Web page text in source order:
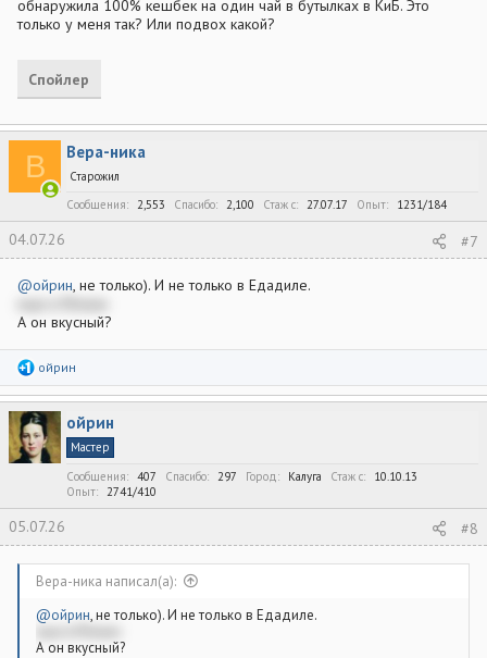
обнаружила 100% кешбек на один чай в бутылках в КиБ. Это
только у меня так? Или подвох какой?
Спойлер
В Вера-ника
Старожил
Сообщения
2,553 Спасибо 2,100 Стаж c 27.07.17 Опыт 1231/184
04.07.26 #7
@ойрин, не только). И не только в Едадиле.
А он вкусный?
Р
а
к
ц
и
и
ойрин
ойрин
Мастер
Сообщения
407 Спасибо 297 Город Калуга Стаж c
10.10.13
Опыт
2741/410
05.07.26 #8
Вера-ника написал(а):
@ойрин, не только). И не только в Едадиле.
А он вкусный?